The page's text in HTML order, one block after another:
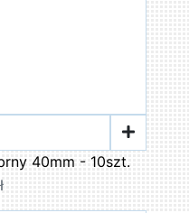
40mm - 10szt.